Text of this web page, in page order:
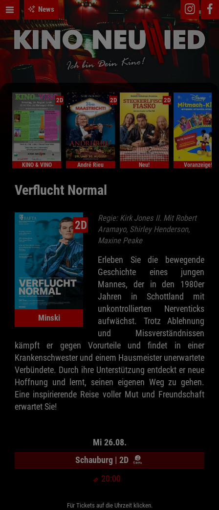
News
2D
KINO & VINO
2D
André Rieu
2D
Neu! Voranzeige!
Verflucht Normal
2D
Minski
Regie: Kirk Jones II. Mit Robert
Aramayo, Shirley Henderson,
Maxine Peake
Erleben Sie die bewegende
Geschichte eines jungen
Mannes, der in den 1980er
Jahren in Schottland mit
unkontrollierten Nerventicks
aufwächst. Trotz Ablehnung
und Missverständnissen
kämpft er gegen Vorurteile und findet in einer
Krankenschwester und einem Hausmeister unerwartete
Verbündete. Durch ihre Unterstützung entdeckt er neue
Hoffnung und lernt, seinen eigenen Weg zu gehen.
Eine inspirierende Reise voller Mut und Freundschaft
erwartet Sie!
Mi 26.08.
20:00
Schauburg | 2D
Für Tickets auf die Uhrzeit klicken.